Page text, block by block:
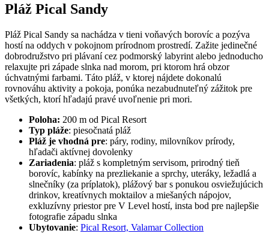
Pláž Pical Sandy
Pláž Pical Sandy sa nachádza v tieni voňavých borovíc a pozýva
hostí na oddych v pokojnom prírodnom prostredí. Zažite jedinečné
dobrodružstvo pri plávaní cez podmorský labyrint alebo jednoducho
relaxujte pri západe slnka nad morom, pri ktorom hrá obzor
úchvatnými farbami. Táto pláž, v ktorej nájdete dokonalú
rovnováhu aktivity a pokoja, ponúka nezabudnuteľný zážitok pre
všetkých, ktorí hľadajú pravé uvoľnenie pri mori.
Poloha: 200 m od Pical Resort
Typ pláže: piesočnatá pláž
Pláž je vhodná pre: páry, rodiny, milovníkov prírody,
hľadači aktívnej dovolenky
Zariadenia: pláž s kompletným servisom, prirodný tieň
borovíc, kabínky na prezliekanie a sprchy, uteráky, ležadlá a
slnečníky (za príplatok), plážový bar s ponukou osviežujúcich
drinkov, kreatívnych moktailov a miešaných nápojov,
exkluzívny priestor pre V Level hostí, insta bod pre najlepšie
fotografie západu slnka
Ubytovanie: Pical Resort, Valamar Collection